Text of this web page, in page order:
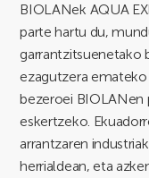
BIOLANek AQUA
parte hartu du,
garrantzitsuenetako
ezagutzera
bezeroei BIOLANen
eskertzeko.
arrantzaren
herrialdean, eta